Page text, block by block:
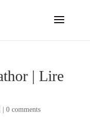
| Lire
0 comments